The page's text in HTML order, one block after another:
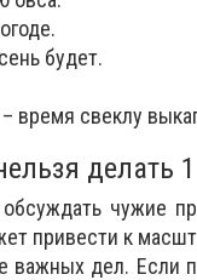
будет.
время свеклу
делать
обсуждать чужие
привести к
дел. Если